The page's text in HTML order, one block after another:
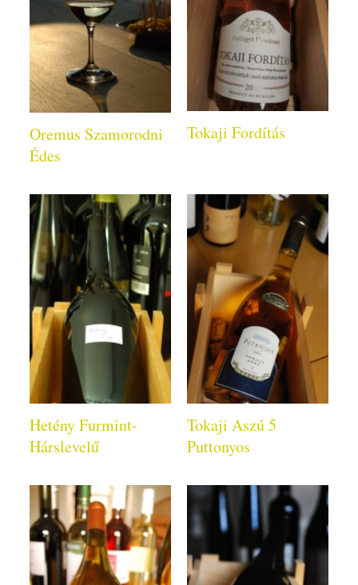
Oremus Szamorodni
Édes
Tokaji Fordítás
Hetény Furmint-
Hárslevelű
Tokaji Aszú 5
Puttonyos